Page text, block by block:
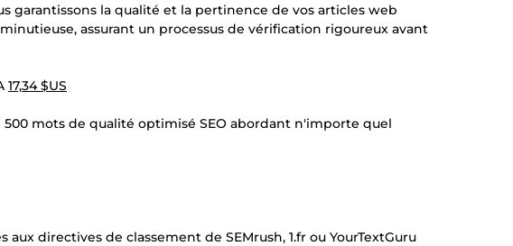
la qualité et la pertinence de vos articles web
assurant un processus de vérification rigoureux avant
17,34 $US
500 mots de qualité optimisé SEO abordant n'importe quel
directives de classement de SEMrush, 1.fr ou YourTextGuru